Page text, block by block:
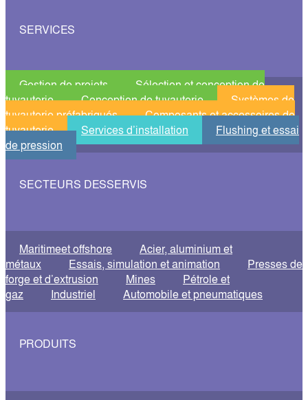
SERVICES
Gestion de projets
Sélection et conception de
tuyauterie
Conception de tuyauterie
Systèmes de
tuyauterie préfabriqués
Composants et accessoires de
tuyauterie
Services d’installation
Flushing et essai
de pression
SECTEURS DESSERVIS
Maritimeet offshore
Acier, aluminium et
métaux
Essais, simulation et animation
Presses de
forge et d’extrusion
Mines
Pétrole et
gaz
Industriel Automobile et pneumatiques
PRODUITS